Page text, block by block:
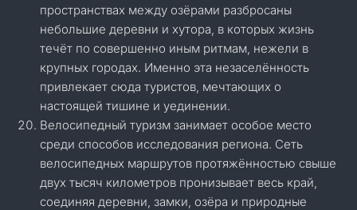
пространствах между озёрами разбросаны
небольшие деревни и хутора, в которых жизнь
течёт по совершенно иным ритмам, нежели в
крупных городах. Именно эта незаселённость
привлекает сюда туристов, мечтающих о
настоящей тишине и уединении.
Велосипедный туризм занимает особое место
среди способов исследования региона. Сеть
велосипедных маршрутов протяжённостью свыше
двух тысяч километров пронизывает весь край,
соединяя деревни, замки, озёра и природные